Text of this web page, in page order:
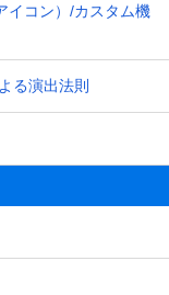
イコン）/カスタム機
る演出法則